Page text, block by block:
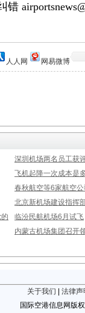
人人网 网易微博
深圳机场两名员工获
飞机起降一次成本是
春秋航空等6家航空
北京新机场建设指挥
临汾民航机场6月试飞
内蒙古机场集团召开
关于我们
法律声
国际空港信息网版